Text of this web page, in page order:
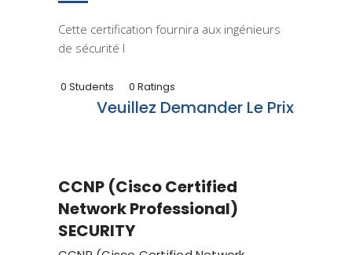
Cette certification fournira aux ingénieurs
de sécurité l
0 Students 0 Ratings
Veuillez Demander Le Prix
Cisco
CCNP (Cisco Certified
Network Professional)
SECURITY